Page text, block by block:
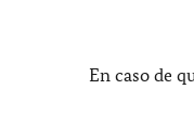
En caso de